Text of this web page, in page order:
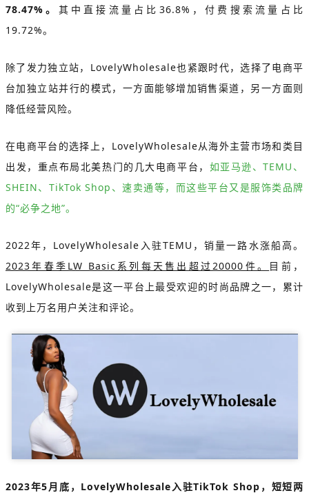
78.47%。 其中直接流量占比36.8%，付费搜索流量占比
19.72%。
除了发力独立站，LovelyWholesale也紧跟时代，选择了电商平
台加独立站并行的模式，一方面能够增加销售渠道，另一方面则
降低经营风险。
在电商平台的选择上，LovelyWholesale从海外主营市场和类目
出发，重点布局北美热门的几大电商平台， 如亚马逊、TEMU、
SHEIN、TikTok Shop、速卖通等，而这些平台又是服饰类品牌
的“必争之地”。
2022年，LovelyWholesale入驻TEMU，销量一路水涨船高。
2023年春季LW Basic系列每天售出超过20000件。 目前，
LovelyWholesale是这一平台上最受欢迎的时尚品牌之一，累计
收到上万名用户关注和评论。
2023年5月底，LovelyWholesale入驻TikTok Shop，短短两